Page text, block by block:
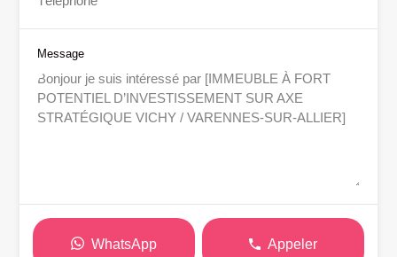
Message
WhatsApp Appeler